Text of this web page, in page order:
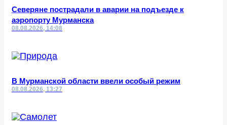
Северяне пострадали в аварии на подъезде к
аэропорту Мурманска
08.08.2026, 14:08
В Мурманской области ввели особый режим
08.08.2026, 13:27